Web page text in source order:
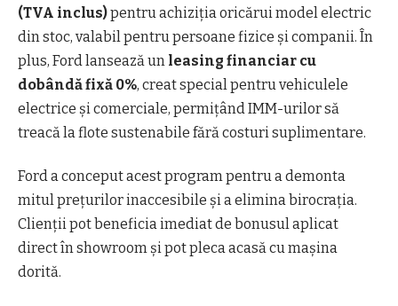
(TVA inclus)pentru achiziția oricărui model electric
din stoc, valabil pentru persoane fizice și companii. În
plus, Ford lansează un leasing financiar cu
dobândă fixă 0%, creat special pentru vehiculele
electrice și comerciale, permițând IMM-urilor să
treacă la flote sustenabile fără costuri suplimentare.
Ford a conceput acest program pentru a demonta
mitul prețurilor inaccesibile și a elimina birocrația.
Clienții pot beneficia imediat de bonusul aplicat
direct în showroom și pot pleca acasă cu mașina
dorită.